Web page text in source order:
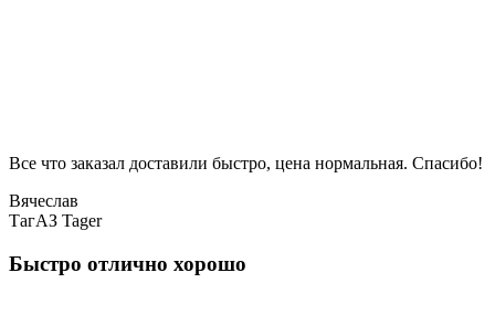
Все что заказал доставили быстро, цена нормальная. Спасибо!
Вячеслав
ТагАЗ Tager
Быстро отлично хорошо